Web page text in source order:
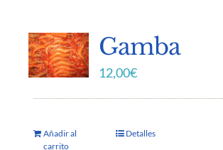
Gamba
12,00€
Añadir al
carrito
Detalles